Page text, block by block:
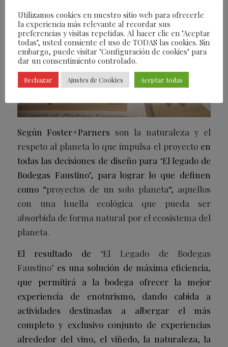
Según Foster+Parners son la naturaleza y el
respeto al planeta lo que impulsa el proyecto en
todas las decisiones de diseño para ‘El legado de
Bodegas Faustino’, para lograr lo que definen
como “proyectos de un solo planeta“, aquellos
con una huella ecológica que pueda ser
absorbida de forma natural por el ecosistema del
planeta.
El resultado de ‘El Legado de Bodegas
Faustino’ es una solución de máxima eficiencia,
que permitirá a la bodega ofrecer la mejor
experiencia de enoturismo, dando cabida a
actividades destinadas a albergar el más
completo y exclusivo conjunto de experiencias
alrededor del vino, el viñedo, la naturaleza, la
Utilizamos cookies en nuestro sitio web para ofrecerle
la experiencia más relevante al recordar sus
preferencias y visitas repetidas. Al hacer clic en "Aceptar
todas", usted consiente el uso de TODAS las cookies. Sin
embargo, puede visitar "Configuración de cookies" para
dar un consentimiento controlado.
Rechazar Ajustes de Cookies Aceptar todas